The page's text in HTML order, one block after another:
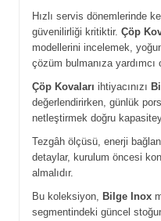
Hızlı servis dönemlerinde
güvenilirliği kritiktir. Çöp
modellerini incelemek,
çözüm bulmanıza yardımcı
Çöp Kovaları ihtiyacınızı
değerlendirirken, günlük
netleştirmek doğru
Tezgâh ölçüsü, enerji
detaylar, kurulum öncesi
almalıdır.
Bu koleksiyon, Bilge Inox
segmentindeki güncel